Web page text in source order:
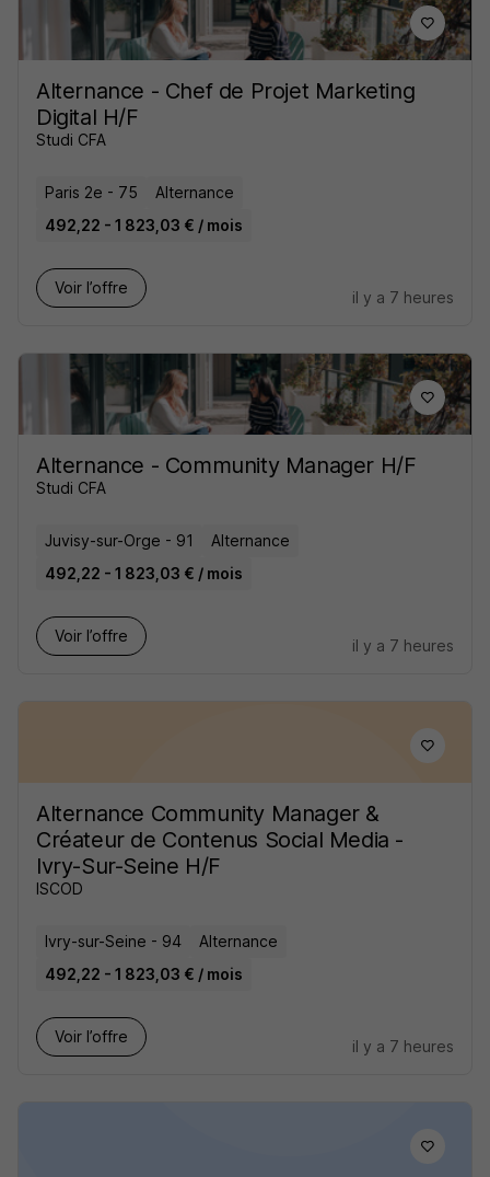
Alternance - Chef de Projet Marketing
Digital H/F
Studi CFA
Paris 2e - 75
Alternance
492,22 - 1 823,03 € / mois
Voir l’offre
il y a 7 heures
Alternance - Community Manager H/F
Studi CFA
Juvisy-sur-Orge - 91
Alternance
492,22 - 1 823,03 € / mois
Voir l’offre
il y a 7 heures
Alternance Community Manager &
Créateur de Contenus Social Media -
Ivry-Sur-Seine H/F
ISCOD
Ivry-sur-Seine - 94
Alternance
492,22 - 1 823,03 € / mois
Voir l’offre
il y a 7 heures